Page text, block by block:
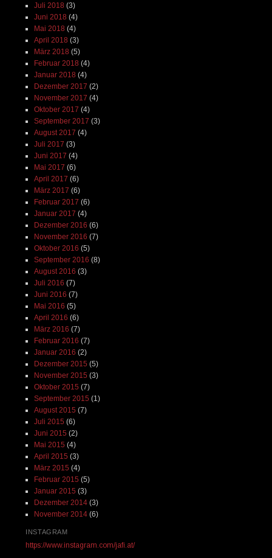
Oktober 2015
September 2015
August 2015(7)
Juli 2015(6)
Juni 2015(2)
Mai 2015(4)
April 2015(3)
März 2015 (4)
Februar 2015(5)
Januar 2015 (3)
Dezember 2014(3)
November 2014
INSTAGRAM
https://www.instagram.com/jafi.at/
META
Anmelden
Eintrags-Feed
Kommentar-Feed
WordPress.org
Dieses Blog läuft mit WordPress